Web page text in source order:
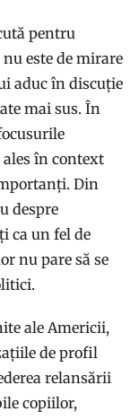
pentru
este de mirare
aduc în discuție
mai sus. În
în context
Din
despre
ca un fel de
nu pare să se
ale Americii,
de profil
relansării
copiilor,